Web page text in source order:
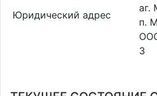
Юридический адрес
аг.
п.
3